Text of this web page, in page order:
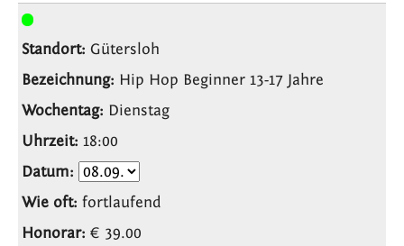
Gütersloh
Hip Hop Beginner 13-17 Jahre
Dienstag
18:00
fortlaufend
€ 39.00